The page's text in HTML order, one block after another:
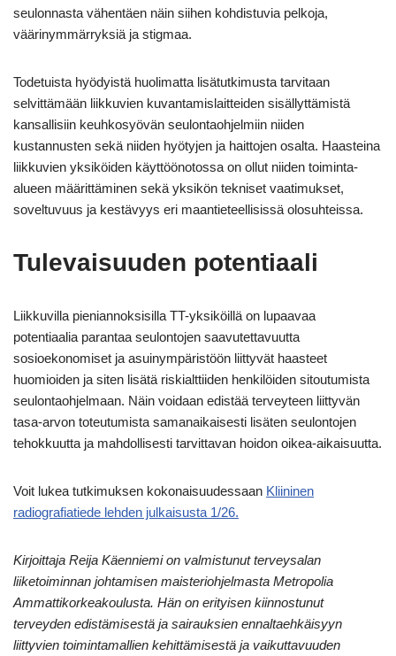
seulonnasta vähentäen näin siihen kohdistuvia pelkoja,
väärinymmärryksiä ja stigmaa.
Todetuista hyödyistä huolimatta lisätutkimusta tarvitaan
selvittämään liikkuvien kuvantamislaitteiden sisällyttämistä
kansallisiin keuhkosyövän seulontaohjelmiin niiden
kustannusten sekä niiden hyötyjen ja haittojen osalta. Haasteina
liikkuvien yksiköiden käyttöönotossa on ollut niiden toiminta-
alueen määrittäminen sekä yksikön tekniset vaatimukset,
soveltuvuus ja kestävyys eri maantieteellisissä olosuhteissa.
Tulevaisuuden potentiaali
Liikkuvilla pieniannoksisilla TT-yksiköillä on lupaavaa
potentiaalia parantaa seulontojen saavutettavuutta
sosioekonomiset ja asuinympäristöön liittyvät haasteet
huomioiden ja siten lisätä riskialttiiden henkilöiden sitoutumista
seulontaohjelmaan. Näin voidaan edistää terveyteen liittyvän
tasa-arvon toteutumista samanaikaisesti lisäten seulontojen
tehokkuutta ja mahdollisesti tarvittavan hoidon oikea-aikaisuutta.
Voit lukea tutkimuksen kokonaisuudessaan Kliininen
radiografiatiede lehden julkaisusta 1/26.
Kirjoittaja Reija Käenniemi on valmistunut terveysalan
liiketoiminnan johtamisen maisteriohjelmasta Metropolia
Ammattikorkeakoulusta. Hän on erityisen kiinnostunut
terveyden edistämisestä ja sairauksien ennaltaehkäisyyn
liittyvien toimintamallien kehittämisestä ja vaikuttavuuden